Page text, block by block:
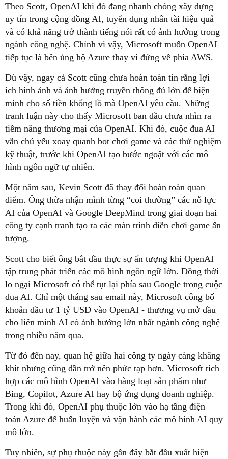
Theo Scott, OpenAI khi đó đang nhanh chóng xây dựng
uy tín trong cộng đồng AI, tuyển dụng nhân tài hiệu quả
và có khả năng trở thành tiếng nói rất có ảnh hưởng trong
ngành công nghệ. Chính vì vậy, Microsoft muốn OpenAI
tiếp tục là bên ủng hộ Azure thay vì đứng về phía AWS.
Dù vậy, ngay cả Scott cũng chưa hoàn toàn tin rằng lợi
ích hình ảnh và ảnh hưởng truyền thông đủ lớn để biện
minh cho số tiền khổng lồ mà OpenAI yêu cầu. Những
tranh luận này cho thấy Microsoft ban đầu chưa nhìn ra
tiềm năng thương mại của OpenAI. Khi đó, cuộc đua AI
vẫn chủ yếu xoay quanh bot chơi game và các thử nghiệm
kỹ thuật, trước khi OpenAI tạo bước ngoặt với các mô
hình ngôn ngữ tự nhiên.
Một năm sau, Kevin Scott đã thay đổi hoàn toàn quan
điểm. Ông thừa nhận mình từng “coi thường” các nỗ lực
AI của OpenAI và Google DeepMind trong giai đoạn hai
công ty cạnh tranh tạo ra các màn trình diễn chơi game ấn
tượng.
Scott cho biết ông bắt đầu thực sự ấn tượng khi OpenAI
tập trung phát triển các mô hình ngôn ngữ lớn. Đồng thời
lo ngại Microsoft có thể tụt lại phía sau Google trong cuộc
đua AI. Chỉ một tháng sau email này, Microsoft công bố
khoản đầu tư 1 tỷ USD vào OpenAI - thương vụ mở đầu
cho liên minh AI có ảnh hưởng lớn nhất ngành công nghệ
trong nhiều năm qua.
Từ đó đến nay, quan hệ giữa hai công ty ngày càng khăng
khít nhưng cũng dần trở nên phức tạp hơn. Microsoft tích
hợp các mô hình OpenAI vào hàng loạt sản phẩm như
Bing, Copilot, Azure AI hay bộ ứng dụng doanh nghiệp.
Trong khi đó, OpenAI phụ thuộc lớn vào hạ tầng điện
toán Azure để huấn luyện và vận hành các mô hình AI quy
mô lớn.
Tuy nhiên, sự phụ thuộc này gần đây bắt đầu xuất hiện